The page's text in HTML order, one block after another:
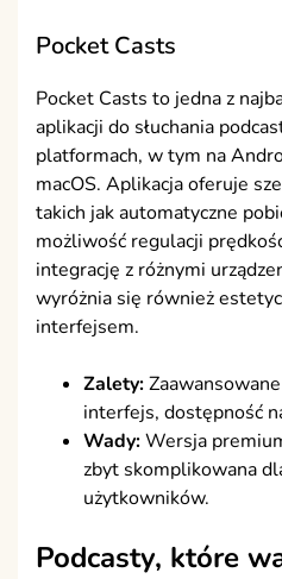
Pocket Casts
Pocket Casts to jedna z
aplikacji do słuchania
platformach, w tym na
macOS. Aplikacja oferuje
takich jak automatyczne
możliwość regulacji
integrację z różnymi
wyróżnia się również
interfejsem.
Zalety:
interfejs, dostępność
Wady:Wersja
zbyt skomplikowana
użytkowników.
Podcasty, które